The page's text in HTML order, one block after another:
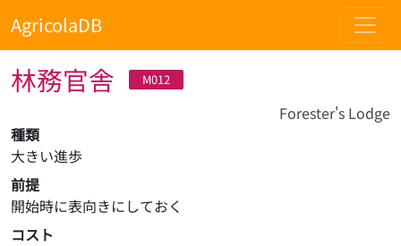
AgricolaDB
林務官舎 M012
Forester's Lodge
種類
大きい進歩
前提
開始時に表向きにしておく
コスト